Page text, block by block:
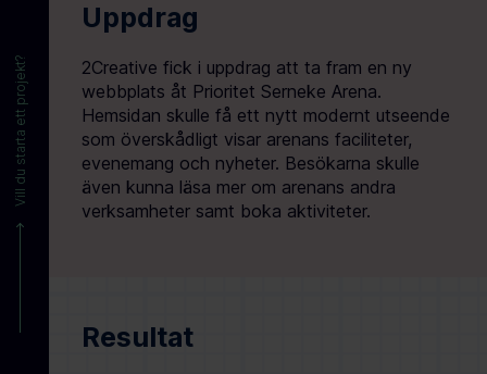
Vill du starta ett projekt?
Uppdrag
2Creative fick i uppdrag att ta fram en ny
webbplats åt Prioritet Serneke Arena.
Hemsidan skulle få ett nytt modernt utseende
som överskådligt visar arenans faciliteter,
evenemang och nyheter. Besökarna skulle
även kunna läsa mer om arenans andra
verksamheter samt boka aktiviteter.
Resultat